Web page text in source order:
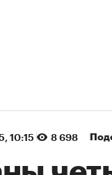
10:15 8 698